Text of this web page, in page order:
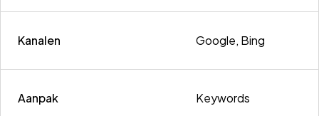
Kanalen Google, Bing
Aanpak Keywords